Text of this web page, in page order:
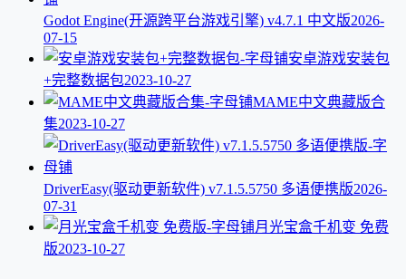
Godot Engine(开源跨平台游戏引擎) v4.7.1 中文版2026-
07-15
安卓游戏安装包
+完整数据包2023-10-27
MAME中文典藏版合
集2023-10-27
DriverEasy(驱动更新软件) v7.1.5.5750 多语便携版2026-
07-31
月光宝盒千机变 免费
版2023-10-27